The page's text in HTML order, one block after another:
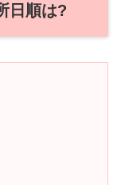
日順は?